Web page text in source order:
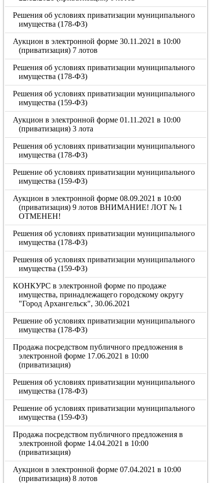
Решения об условиях приватизации муниципального
имущества (178-ФЗ)
Аукцион в электронной форме 30.11.2021 в 10:00
(приватизация) 7 лотов
Решения об условиях приватизации муниципального
имущества (178-ФЗ)
Решения об условиях приватизации муниципального
имущества (159-ФЗ)
Аукцион в электронной форме 01.11.2021 в 10:00
(приватизация) 3 лота
Решения об условиях приватизации муниципального
имущества (178-ФЗ)
Решение об условиях приватизации муниципального
имущества (159-ФЗ)
Аукцион в электронной форме 08.09.2021 в 10:00
(приватизация) 9 лотов ВНИМАНИЕ! ЛОТ № 1
ОТМЕНЕН!
Решения об условиях приватизации муниципального
имущества (178-ФЗ)
Решения об условиях приватизации муниципального
имущества (159-ФЗ)
КОНКУРС в электронной форме по продаже
имущества, принадлежащего городскому округу
"Город Архангельск", 30.06.2021
Решение об условиях приватизации муниципального
имущества (178-ФЗ)
Продажа посредством публичного предложения в
электронной форме 17.06.2021 в 10:00
(приватизация)
Решения об условиях приватизации муниципального
имущества (178-ФЗ)
Решение об условиях приватизации муниципального
имущества (159-ФЗ)
Продажа посредством публичного предложения в
электронной форме 14.04.2021 в 10:00
(приватизация)
Аукцион в электронной форме 07.04.2021 в 10:00
(приватизация) 8 лотов